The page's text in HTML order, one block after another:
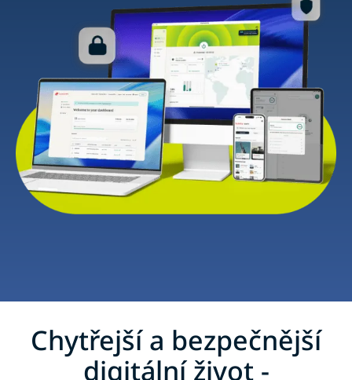
Chytřejší a bezpečnější
digitální život -